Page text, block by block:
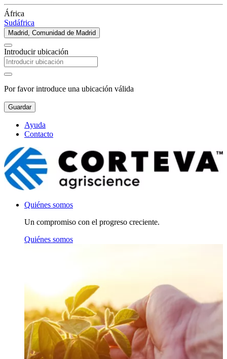
África
Sudáfrica
Madrid, Comunidad de Madrid
Introducir ubicación
Por favor introduce una ubicación válida
Guardar
Ayuda
Contacto
Quiénes somos
Un compromiso con el progreso creciente.
Quiénes somos